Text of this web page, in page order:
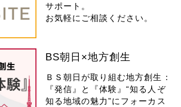
サポート。
お気軽にご相談ください。
BS朝日×地方創生
ＢＳ朝日が取り組む地方創生：
『発信』と『体験』“知る人ぞ
知る地域の魅力”にフォーカス